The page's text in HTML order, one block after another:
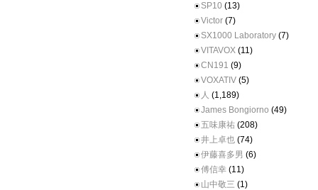
SP10 (13)
Victor (7)
SX1000 Laboratory (7)
VITAVOX (11)
CN191 (9)
VOXATIV (5)
人 (1,189)
James Bongiorno (49)
五味康祐 (208)
井上卓也 (74)
伊藤喜多男 (6)
傅信幸 (11)
山中敬三 (1)